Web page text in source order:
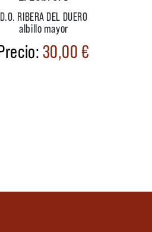
D.O. RIBERA DEL DUERO
albillo mayor
30,00€